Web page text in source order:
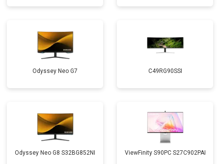
Odyssey Neo G7 C49RG90SSI
Odyssey Neo G8 S32BG852NI ViewFinity S90PC S27C902PAI